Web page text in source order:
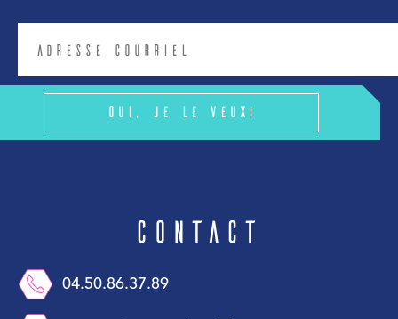
Oui, je le veux!
Contact
04.50.86.37.89